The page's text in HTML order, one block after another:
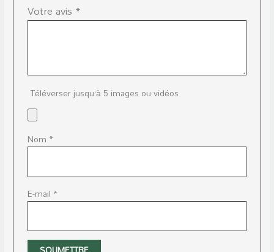
Votre avis *
Téléverser jusqu‘à 5 images ou vidéos
Nom *
E-mail *